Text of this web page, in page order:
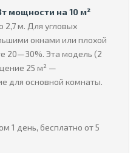
мощности на 10 м²
2,7 м. Для угловых
окнами или плохой
20—30%. Эта модель (2
25 м² —
для основной комнаты.
1 день, бесплатно от 5